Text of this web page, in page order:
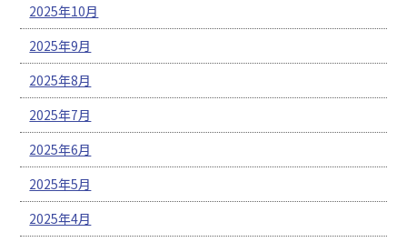
2025年10月
2025年9月
2025年8月
2025年7月
2025年6月
2025年5月
2025年4月